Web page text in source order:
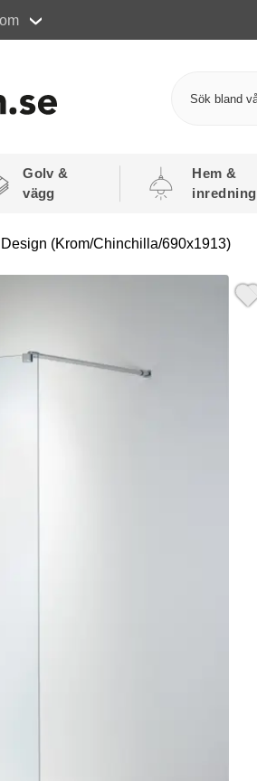
Golv &
vägg
Hem &
inredning
(Krom/Chinchilla/690x1913)